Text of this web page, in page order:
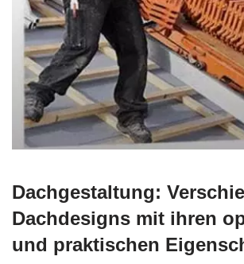
Dachgestaltung:
Dachdesigns mit ihren
und praktischen